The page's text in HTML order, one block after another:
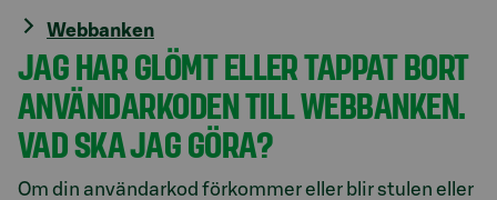
Webbanken
JAG HAR GLÖMT ELLER TAPPAT BORT
ANVÄNDARKODEN TILL WEBBANKEN.
VAD SKA JAG GÖRA?
Om din användarkod förkommer eller blir stulen eller